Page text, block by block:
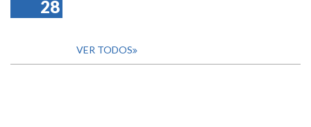
28
VER TODOS